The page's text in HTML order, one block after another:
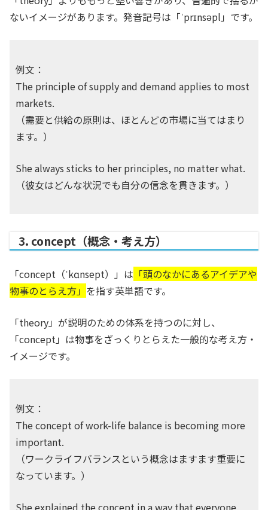
ないイメージがあります。発音記号は「ˈprɪnsəpl」です。
例文：
The principle of supply and demand applies to most
markets.
（需要と供給の原則は、ほとんどの市場に当てはまり
ます。）
She always sticks to her principles, no matter what.
（彼女はどんな状況でも自分の信念を貫きます。）
3. concept（概念・考え方）
「concept（ˈkɑnsept）」は 「頭のなかにあるアイデアや
物事のとらえ方」 を指す英単語です。
「theory」が説明のための体系を持つのに対し、
「concept」は物事をざっくりとらえた一般的な考え方・
イメージです。
例文：
The concept of work-life balance is becoming more
important.
（ワークライフバランスという概念はますます重要に
なっています。）
She explained the concept in a way that everyone